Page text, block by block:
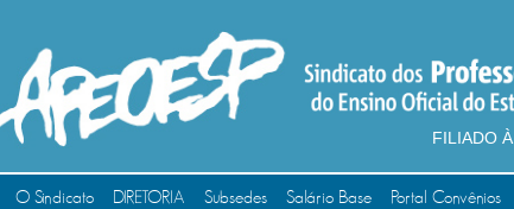
FILIADO À
O Sindicato DIRETORIA Subsedes Salário Base Portal Convênios